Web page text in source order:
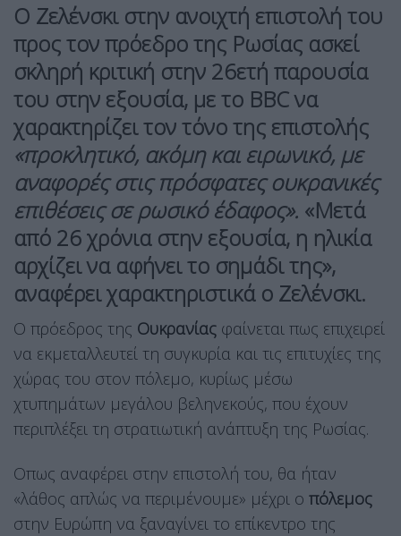
Ο Ζελένσκι στην ανοιχτή επιστολή του
προς τον πρόεδρο της Ρωσίας ασκεί
σκληρή κριτική στην 26ετή παρουσία
του στην εξουσία, με το BBC να
χαρακτηρίζει τον τόνο της επιστολής
«προκλητικό, ακόμη και ειρωνικό, με
αναφορές στις πρόσφατες ουκρανικές
επιθέσεις σε ρωσικό έδαφος». «Μετά
από 26 χρόνια στην εξουσία, η ηλικία
αρχίζει να αφήνει το σημάδι της»,
αναφέρει χαρακτηριστικά ο Ζελένσκι.
Ο πρόεδρος της Ουκρανίας φαίνεται πως επιχειρεί
να εκμεταλλευτεί τη συγκυρία και τις επιτυχίες της
χώρας του στον πόλεμο, κυρίως μέσω
χτυπημάτων μεγάλου βεληνεκούς, που έχουν
περιπλέξει τη στρατιωτική ανάπτυξη της Ρωσίας.
Οπως αναφέρει στην επιστολή του, θα ήταν
«λάθος απλώς να περιμένουμε» μέχρι ο πόλεμος
στην Ευρώπη να ξαναγίνει το επίκεντρο της